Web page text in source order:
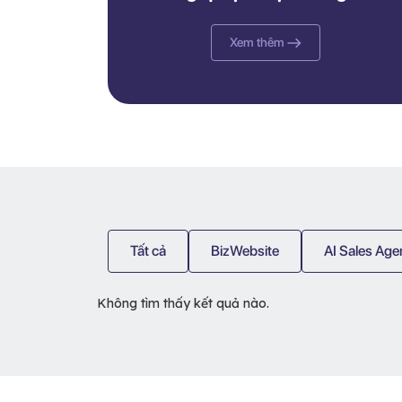
cao trải nghiệm bệnh nhân
Xem thêm
Tất cả BizWebsite AI Sales
Không tìm thấy kết quả nào.